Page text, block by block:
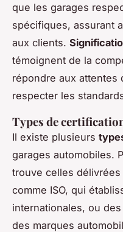
que les garages
spécifiques, assurant
aux clients.
témoignent de la
répondre aux attentes
respecter les
Types de
Il existe plusieurs
garages automobiles.
trouve celles
comme ISO, qui
internationales, ou
des marques